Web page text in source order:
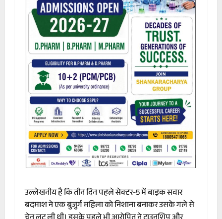
उल्लेखनीय है कि तीन दिन पहले सेक्टर-5 में बाइक सवार
बदमाश ने एक बुजुर्ग महिला को निशाना बनाकर उसके गले से